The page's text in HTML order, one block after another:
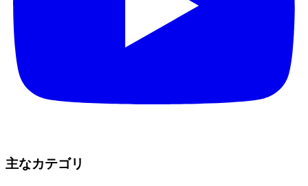
主なカテゴリ